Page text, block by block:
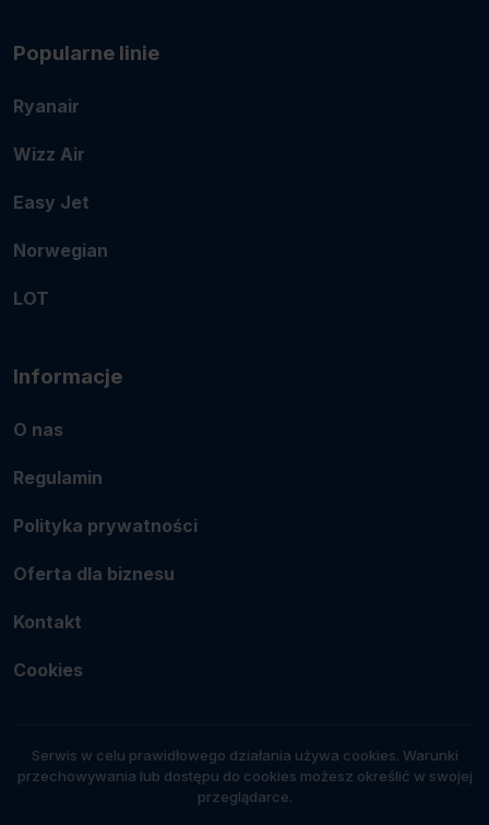
Popularne linie
Ryanair
Wizz Air
Easy Jet
Norwegian
LOT
Informacje
O nas
Regulamin
Polityka prywatności
Oferta dla biznesu
Kontakt
Cookies
Serwis w celu prawidłowego działania używa cookies. Warunki
przechowywania lub dostępu do cookies możesz określić w swojej
przeglądarce.